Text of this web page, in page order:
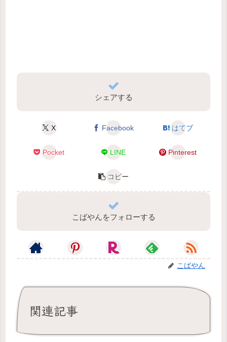
シェアする
X Facebook はてブ
Pocket LINE Pinterest
コピー
こばやんをフォローする
こばやん
関連記事